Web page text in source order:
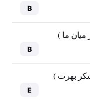
B
ما )
B
بهرت )
E